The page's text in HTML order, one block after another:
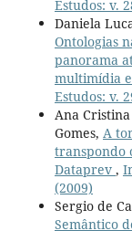
Estudos: v.
Daniela
Ontologias
panorama
multimídia
Estudos: v.
Ana
Gomes, A
transpondo
Dataprev ,
(2009)
Sergio de
Semântico